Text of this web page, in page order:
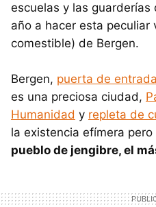
escuelas y las
año a hacer esta peculiar
comestible) de Bergen.
Bergen, puerta de
es una preciosa ciudad,
Humanidad y repleta de
la existencia efímera
pueblo de jengibre, el